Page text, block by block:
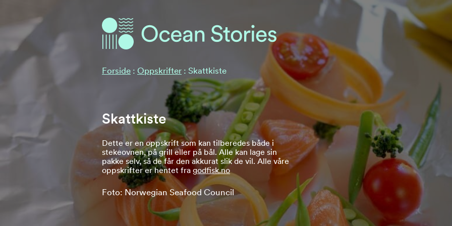
Ocean Stories
Forside : Oppskrifter : Skattkiste
Skattkiste
Dette er en oppskrift som kan tilberedes både i
stekeovnen, på grill eller på bål. Alle kan lage sin
pakke selv, så de får den akkurat slik de vil. Alle våre
oppskrifter er hentet fra godfisk.no
Foto: Norwegian Seafood Council